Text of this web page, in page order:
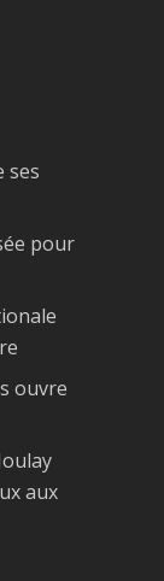
ses
pour
ouvre
aux